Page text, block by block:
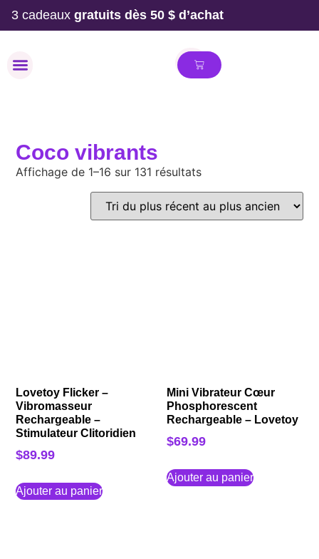
3 cadeaux gratuits dès 50 $ d’achat
Coco vibrants
Affichage de 1–16 sur 131 résultats
Lovetoy Flicker –
Vibromasseur
Rechargeable –
Stimulateur Clitoridien
$89.99
Ajouter au panier
Mini Vibrateur Cœur
Phosphorescent
Rechargeable – Lovetoy
$69.99
Ajouter au panier